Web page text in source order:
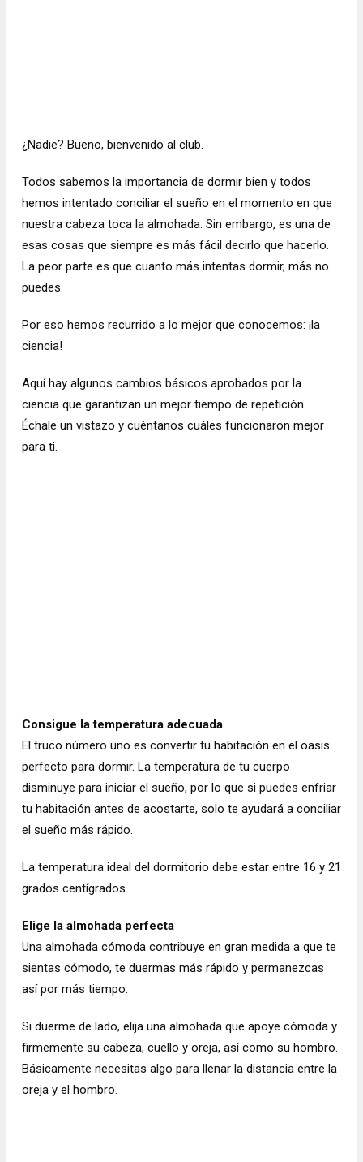
¿Nadie? Bueno, bienvenido al club.
Todos sabemos la importancia de dormir bien y todos
hemos intentado conciliar el sueño en el momento en que
nuestra cabeza toca la almohada. Sin embargo, es una de
esas cosas que siempre es más fácil decirlo que hacerlo.
La peor parte es que cuanto más intentas dormir, más no
puedes.
Por eso hemos recurrido a lo mejor que conocemos: ¡la
ciencia!
Aquí hay algunos cambios básicos aprobados por la
ciencia que garantizan un mejor tiempo de repetición.
Échale un vistazo y cuéntanos cuáles funcionaron mejor
para ti.
Consigue la temperatura adecuada
El truco número uno es convertir tu habitación en el oasis
perfecto para dormir. La temperatura de tu cuerpo
disminuye para iniciar el sueño, por lo que si puedes enfriar
tu habitación antes de acostarte, solo te ayudará a conciliar
el sueño más rápido.
La temperatura ideal del dormitorio debe estar entre 16 y 21
grados centígrados.
Elige la almohada perfecta
Una almohada cómoda contribuye en gran medida a que te
sientas cómodo, te duermas más rápido y permanezcas
así por más tiempo.
Si duerme de lado, elija una almohada que apoye cómoda y
firmemente su cabeza, cuello y oreja, así como su hombro.
Básicamente necesitas algo para llenar la distancia entre la
oreja y el hombro.